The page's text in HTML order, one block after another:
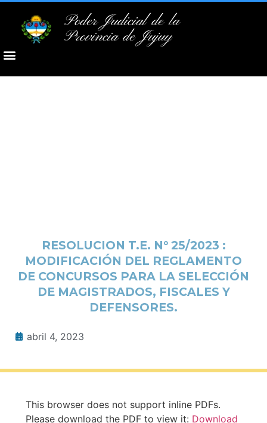
Poder Judicial de la
Provincia de Jujuy
RESOLUCION T.E. N° 25/2023 :
MODIFICACIÓN DEL REGLAMENTO
DE CONCURSOS PARA LA SELECCIÓN
DE MAGISTRADOS, FISCALES Y
DEFENSORES.
abril 4, 2023
This browser does not support inline PDFs.
Please download the PDF to view it: Download